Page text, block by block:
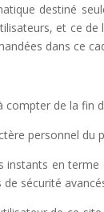
destiné
et ce
dans ce
de la fin
personnel du
instants en